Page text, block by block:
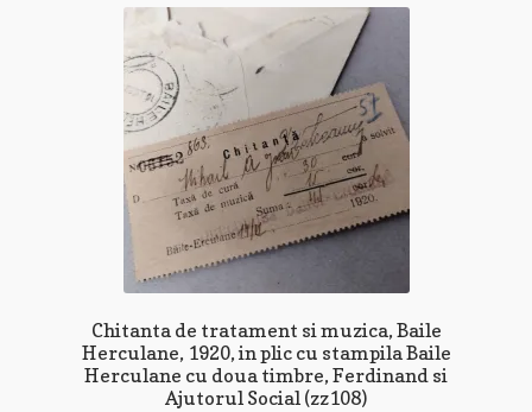
Chitanta de tratament si muzica, Baile
Herculane, 1920, in plic cu stampila Baile
Herculane cu doua timbre, Ferdinand si
Ajutorul Social (zz108)